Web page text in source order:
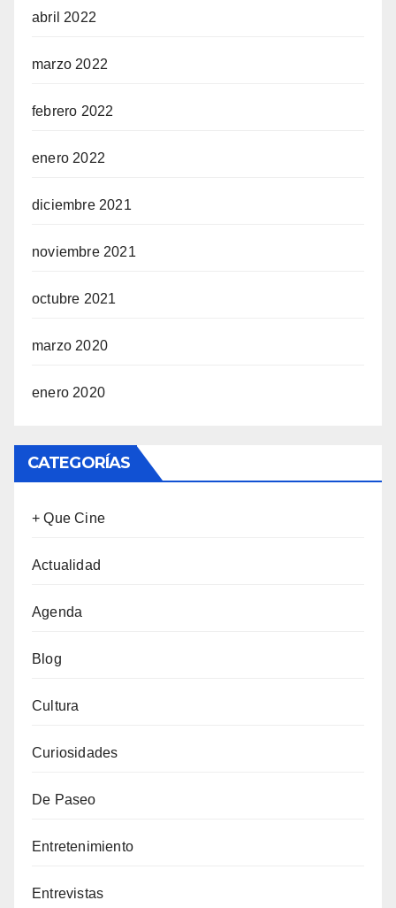
abril 2022
marzo 2022
febrero 2022
enero 2022
diciembre 2021
noviembre 2021
octubre 2021
marzo 2020
enero 2020
CATEGORÍAS
+ Que Cine
Actualidad
Agenda
Blog
Cultura
Curiosidades
De Paseo
Entretenimiento
Entrevistas